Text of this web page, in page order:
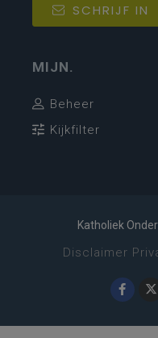
SCHRIJF IN
MIJN.
Beheer
Kijkfilter
Katholiek
Disclaimer